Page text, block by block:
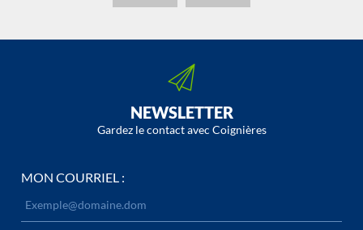
NEWSLETTER
Gardez le contact avec Coignières
MON COURRIEL :